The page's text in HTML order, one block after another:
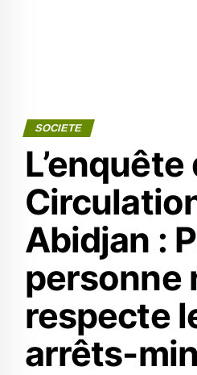
SOCIETE
Abidjan :
personne
respecte
arrêts-